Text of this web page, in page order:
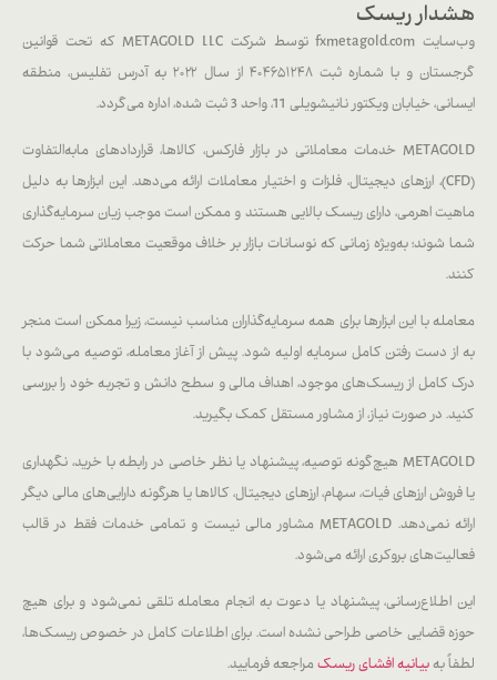
هشدار ریسک
وب‌سایت fxmetagold.com توسط شرکت METAGOLD LLC که تحت قوانین
گرجستان و با شماره ثبت ۴۰۴۶۵۱۲۴۸ از سال ۲۰۲۲ به آدرس تفلیس، منطقه
ایسانی، خیابان ویکتور نانیشویلی 11، واحد 3 ثبت شده، اداره می‌گردد.
METAGOLD خدمات معاملاتی در بازار فارکس، کالاها، قراردادهای مابه‌التفاوت
(CFD)، ارزهای دیجیتال، فلزات و اختیار معاملات ارائه می‌دهد. این ابزارها به دلیل
ماهیت اهرمی، دارای ریسک بالایی هستند و ممکن است موجب زیان سرمایه‌گذاری
شما شوند؛ به‌ویژه زمانی که نوسانات بازار بر خلاف موقعیت معاملاتی شما حرکت
کنند.
معامله با این ابزارها برای همه سرمایه‌گذاران مناسب نیست، زیرا ممکن است منجر
به از دست رفتن کامل سرمایه اولیه شود. پیش از آغاز معامله، توصیه می‌شود با
درک کامل از ریسک‌های موجود، اهداف مالی و سطح دانش و تجربه خود را بررسی
کنید. در صورت نیاز، از مشاور مستقل کمک بگیرید.
METAGOLD هیچ‌گونه توصیه، پیشنهاد یا نظر خاصی در رابطه با خرید، نگهداری
یا فروش ارزهای فیات، سهام، ارزهای دیجیتال، کالاها یا هرگونه دارایی‌های مالی دیگر
ارائه نمی‌دهد. METAGOLD مشاور مالی نیست و تمامی خدمات فقط در قالب
فعالیت‌های بروکری ارائه می‌شود.
این اطلاع‌رسانی، پیشنهاد یا دعوت به انجام معامله تلقی نمی‌شود و برای هیچ
حوزه قضایی خاصی طراحی نشده است. برای اطلاعات کامل در خصوص ریسک‌ها،
لطفاً بهبیانیه افشای ریسک مراجعه فرمایید.